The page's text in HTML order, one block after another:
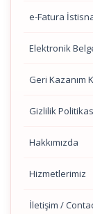
e-Fatura
Elektronik
Geri Kazanım
Gizlilik
Hakkımızda
Hizmetlerimiz
İletişim /